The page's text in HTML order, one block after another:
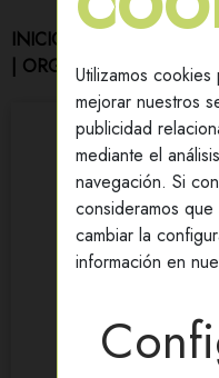
Utilizamos
mejorar nuestros
publicidad
mediante el
navegación. Si
consideramos
cambiar la
información en
INICIO
| ORGÁNICOS/ PURE